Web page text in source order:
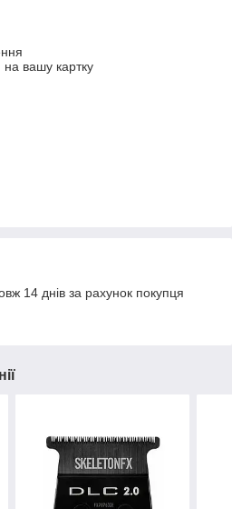
на вашу картку
14 днів за рахунок покупця